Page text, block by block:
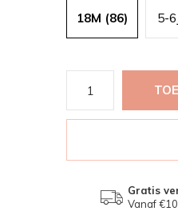
18M (86) 5-
Gratis
Vanaf